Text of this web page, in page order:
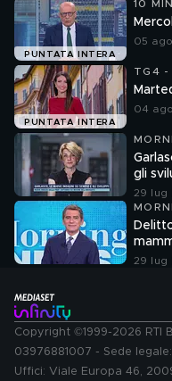
PUNTATA INTERA
10
05
PUNTATA INTERA
TG4 -
04
gli
29 lug
29 lug
Copyright ©1999-2026 RTI
03976881007 - Sede
Uffici: Viale Europa 46,